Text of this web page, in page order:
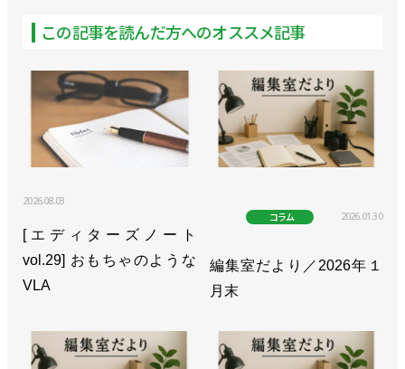
>>【読んで発見「RTJ2026」vol.1】自動化のヒント
>>「ロボットテクノロジージャパン2026」が６月
11日から開幕！
>>[エディターズノートvol.26] 予約はお済みです
か？
>>編集室だより／2026年４月末
>>[エディターズノートvol.25]ゲームチェンジャーは
>>編集室だより／2026年３月末
この記事を読んだ方へのオススメ記事
2026.08.03
[エディターズノート
vol.29] おもちゃのような
VLA
コラム 2026.01.30
編集室だより／2026年１
月末